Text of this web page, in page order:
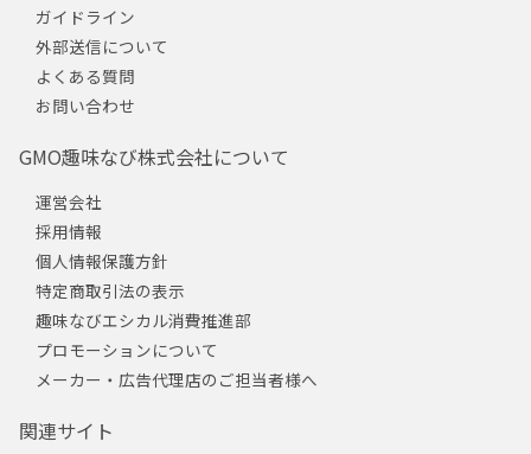
ガイドライン
外部送信について
よくある質問
お問い合わせ
GMO趣味なび株式会社について
運営会社
採用情報
個人情報保護方針
特定商取引法の表示
趣味なびエシカル消費推進部
プロモーションについて
メーカー・広告代理店のご担当者様へ
関連サイト